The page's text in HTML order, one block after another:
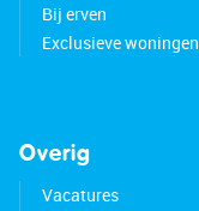
Bij erven
Exclusieve woningen
Overig
Vacatures